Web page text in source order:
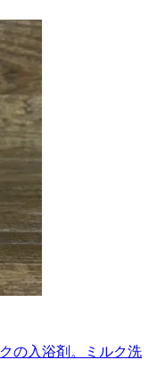
の入浴剤。ミルク洗